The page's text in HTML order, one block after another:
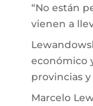
“No están
vienen a
económico
provincias
Marcelo